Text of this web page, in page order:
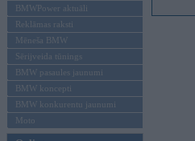
BMWPower aktuāli
Reklāmas raksti
Mēneša BMW
Sērijveida tūnings
BMW pasaules jaunumi
BMW koncepti
BMW konkurentu jaunumi
Moto